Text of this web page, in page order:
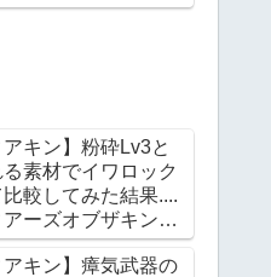
の話?【ティアー
アキン】粉砕Lv3と
素材でイワロック
比較してみた結果....
アーズオブザキング
アキン】瘴気武器の